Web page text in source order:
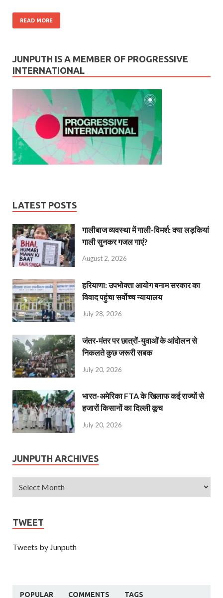
READ MORE
JUNPUTH IS A MEMBER OF PROGRESSIVE
INTERNATIONAL
LATEST POSTS
गालीबाज व्‍यवस्‍था में गाली-विमर्श: क्या लड़कियां
गाली सुनकर गजल गाएं?
August 2, 2026
हरियाणा: उपभोक्ता आयोग बनाम सरकार का
विवाद पहुंचा सर्वोच्च न्यायालय
July 28, 2026
जंतर-मंतर पर छात्रों-युवाओं के आंदोलन से
निकलते कुछ जरूरी सबक
July 20, 2026
भारत-अमेरिका FTA के खिलाफ कई राज्यों से
हजारों किसानों का दिल्ली कूच
July 20, 2026
JUNPUTH ARCHIVES
TWEET
Tweets by Junputh
POPULAR COMMENTS TAGS